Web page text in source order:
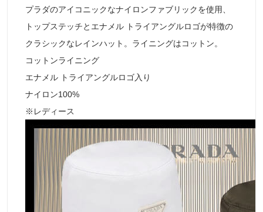
プラダのアイコニックなナイロンファブリックを使用、
トップステッチとエナメル トライアングルロゴが特徴の
クラシックなレインハット。ライニングはコットン。
コットンライニング
エナメル トライアングルロゴ入り
ナイロン100%
※レディース